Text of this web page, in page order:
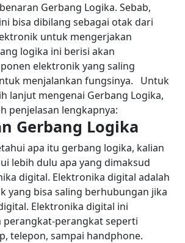
Gerbang Logika. Sebab,
bisa dibilang sebagai otak dari
untuk mengerjakan
logika ini berisi akan
elektronik yang saling
menjalankan fungsinya.
Untuk
lanjut mengenai Gerbang Logika,
penjelasan lengkapnya:
Gerbang Logika
apa itu gerbang logika, kalian
lebih dulu apa yang dimaksud
digital. Elektronika digital adalah
yang bisa saling berhubungan jika
Elektronika digital ini
perangkat-perangkat seperti
telepon, sampai handphone.